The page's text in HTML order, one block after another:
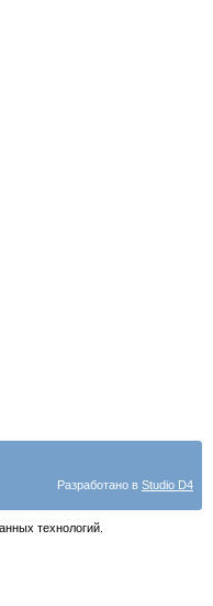
Разработано в Studio D4
технологий.